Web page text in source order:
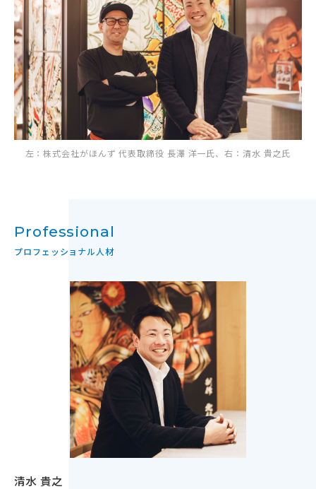
左：株式会社がほんず 代表取締役 長澤 洋一氏、右：清水 貴之氏
Professional
プロフェッショナル人材
清水 貴之